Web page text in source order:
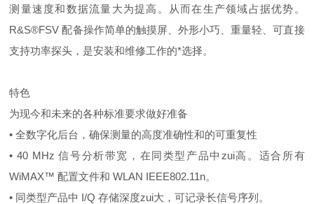
测量速度和数据流量大为提高。从而在生产领域占据优势。
R&S®FSV 配备操作简单的触摸屏、外形小巧、重量轻、可直接
支持功率探头，是安装和维修工作的*选择。
特色
为现今和未来的各种标准要求做好准备
• 全数字化后台，确保测量的高度准确性和的可重复性
• 40 MHz 信号分析带宽，在同类型产品中zui高。适合所有
WiMAX™ 配置文件和 WLAN IEEE802.11n。
• 同类型产品中 I/Q 存储深度zui大，可记录长信号序列。